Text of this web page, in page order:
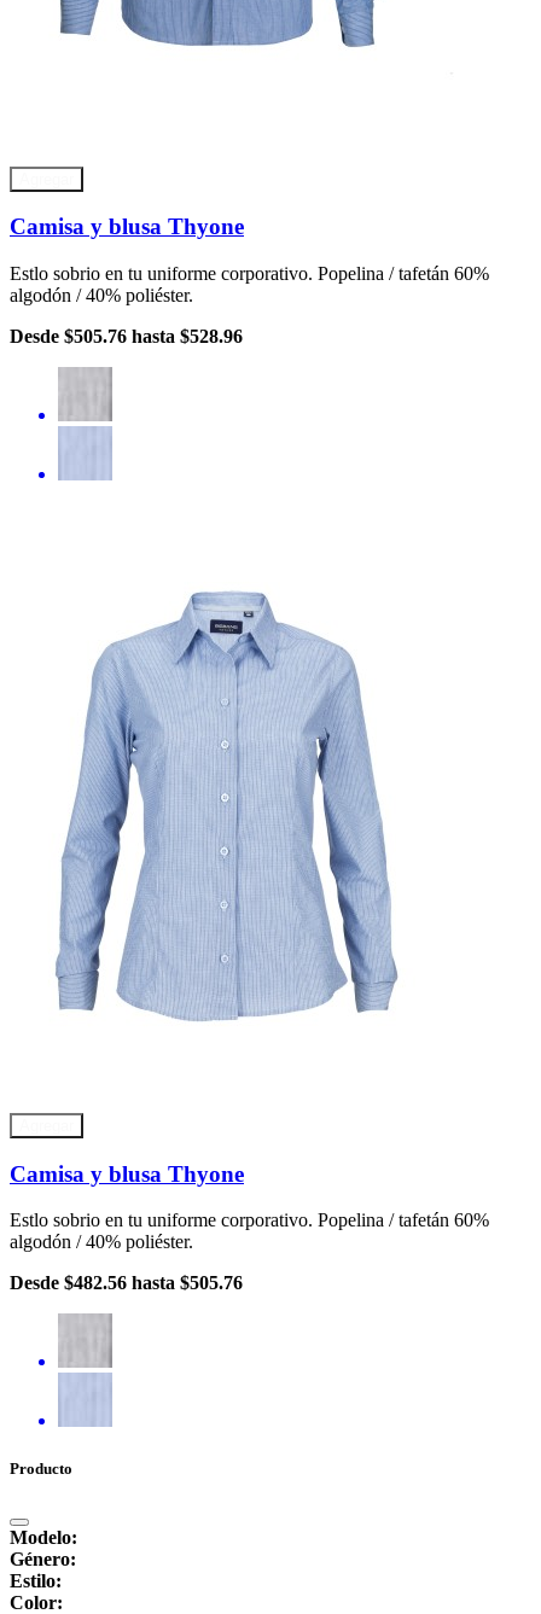
Camisa y blusa Thyone
Estlo sobrio en tu uniforme corporativo. Popelina / tafetán 60%
algodón / 40% poliéster.
Desde $505.76 hasta $528.96
Camisa y blusa Thyone
Estlo sobrio en tu uniforme corporativo. Popelina / tafetán 60%
algodón / 40% poliéster.
Desde $482.56 hasta $505.76
Producto
Modelo:
Género:
Estilo:
Color: